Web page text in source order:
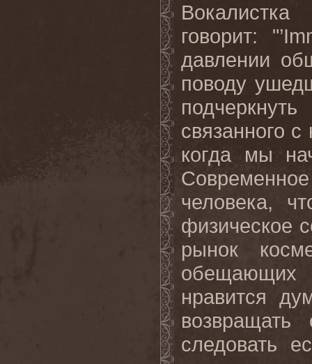
говорит: "’
давлении
поводу
связанного
когда мы
человека,
физическое
рынок
обещающих
нравится
следовать